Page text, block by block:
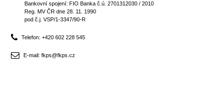
Bankovní spojení: FIO Banka č.ú. 2701312030 / 2010
Reg. MV ČR dne 28. 11. 1990
pod č.j. VSP/1-3347/90-R
Telefon: +420 602 228 545
E-mail: fkps@fkps.cz